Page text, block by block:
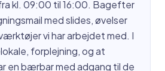
kl. 09:00 til 16:00. Bagefter
med slides, øvelser
vi har arbejdet med. I
forplejning, og at
en bærbar med adgang til de